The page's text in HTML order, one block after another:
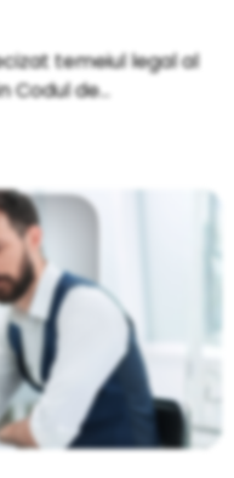
temeiul legal al
Codul de